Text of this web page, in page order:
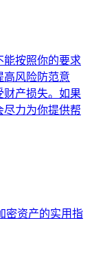
能按照你的要求
高风险防范意
财产损失。如果
尽力为你提供帮
密资产的实用指